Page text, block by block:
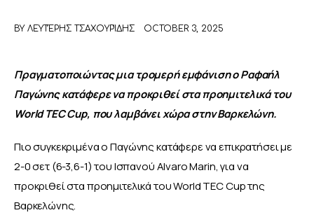
ΑΦΙΕΡΩΜΑΤΑ
MEET THE TEAM
BY ΛΕΥΤΈΡΗΣ ΤΣΑΧΟΥΡΊΔΗΣ OCTOBER 3, 2025
Πραγματοποιώντας μια τρομερή εμφάνιση ο Ραφαήλ
Παγώνης κατάφερε να προκριθεί στα προημιτελικά του
World TEC Cup, που λαμβάνει χώρα στην Βαρκελώνη.
Πιο συγκεκριμένα ο Παγώνης κατάφερε να επικρατήσει με
2-0 σετ (6-3,6-1) του Ισπανού Alvaro Marin, για να
προκριθεί στα προημιτελικά του World TEC Cup της
Βαρκελώνης.